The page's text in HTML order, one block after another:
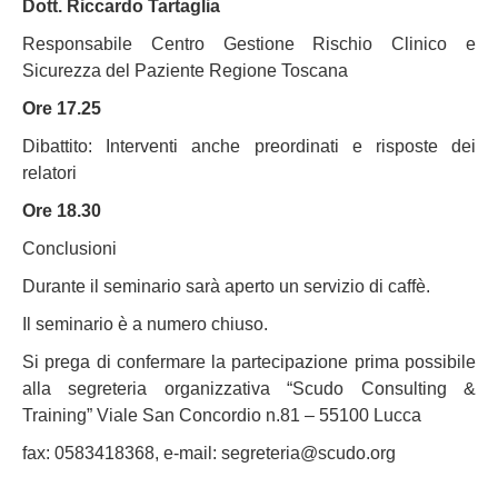
Dott. Riccardo Tartaglia
Responsabile Centro Gestione Rischio Clinico e
Sicurezza del Paziente Regione Toscana
Ore 17.25
Dibattito: Interventi anche preordinati e risposte dei
relatori
Ore 18.30
Conclusioni
Durante il seminario sarà aperto un servizio di caffè.
Il seminario è a numero chiuso.
Si prega di confermare la partecipazione prima possibile
alla segreteria organizzativa “Scudo Consulting &
Training” Viale San Concordio n.81 – 55100 Lucca
fax: 0583418368, e-mail: segreteria@scudo.org